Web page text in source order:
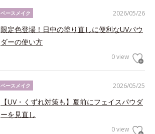
2026/05/26
ベースメイク
限定色登場！日中の塗り直しに便利なUVパウ
ダーの使い方
0 view
2026/05/25
ベースメイク
【UV・くずれ対策も】夏前にフェイスパウダ
ーを見直し
0 view